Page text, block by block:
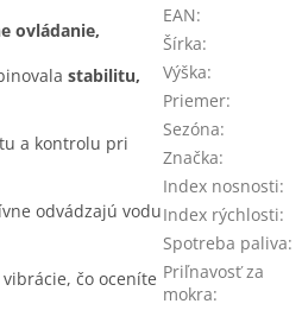
ovládanie,
stabilitu,
a kontrolu pri
odvádzajú vodu
čo oceníte
EAN:
Šírka:
Výška:
Priemer:
Sezóna:
Značka:
Index nosnosti:
Index rýchlosti:
Spotreba paliva:
Priľnavosť za
mokra: